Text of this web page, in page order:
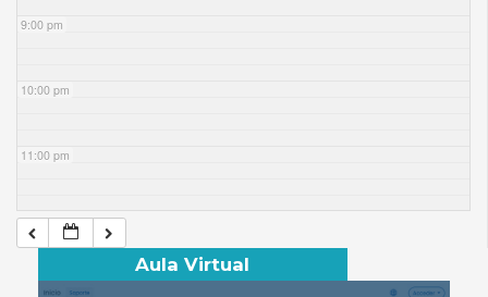
9:00 pm
10:00 pm
11:00 pm
Aula Virtual